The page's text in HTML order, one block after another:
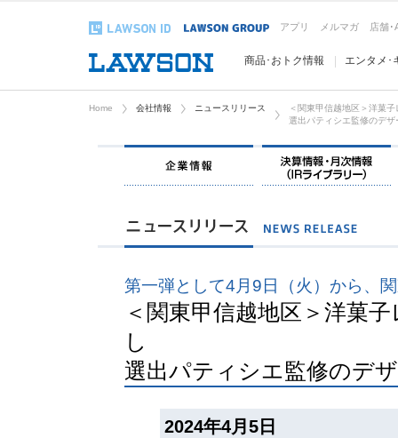
アプリ メルマガ 店舗･
商品･おトク情報 エンタメ･
Home 会社情報 ニュースリリース
＜関東甲信越地区＞洋菓
選出パティシエ監修のデ
企業情報
第一弾として4月9日（火）から、
＜関東甲信越地区＞洋菓
し
選出パティシエ監修のデ
2024年4月5日